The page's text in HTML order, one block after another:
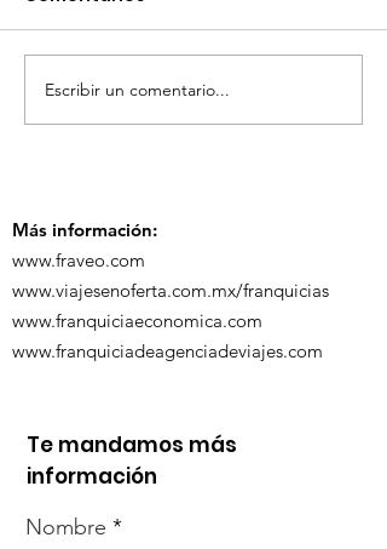
TourTravelynByFraveo
participó en la
Escribir un comentario...
Más información:
www.fraveo.com
www.viajesenoferta.com.mx/franquicias
www.franquiciaeconomica.com
www.franquiciadeagenciadeviajes.com
Te mandamos más
información
Nombre